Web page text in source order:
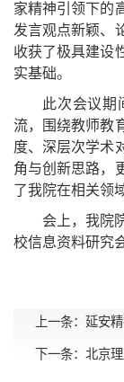
家精神引领下的
发言观点新颖、
收获了极具建设
实基础。
此次会议期
流，围绕教师教
度、深层次学术
角与创新思路，
了我院在相关领
会上，我院
校信息资料研究
上一条：
下一条：